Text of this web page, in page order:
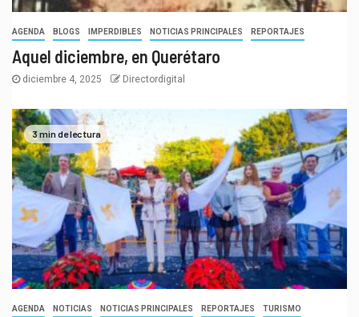
AGENDA BLOGS IMPERDIBLES NOTICIAS PRINCIPALES REPORTAJES
Aquel diciembre, en Querétaro
diciembre 4, 2025 Directordigital
3 min de lectura
AGENDA NOTICIAS NOTICIAS PRINCIPALES REPORTAJES TURISMO